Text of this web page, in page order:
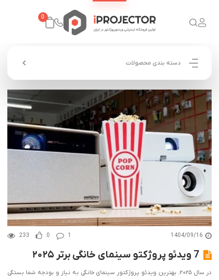
0
دسته بندی محصولات
1404/09/16
233 0 1
7 ویدئو پروژکتو سینمای خانگی برتر ۲۰۲۵
در سال ۲۰۲۵، بهترین ویدئو پروژکتور سینمای خانگی به نیاز و بودجه شما بستگی